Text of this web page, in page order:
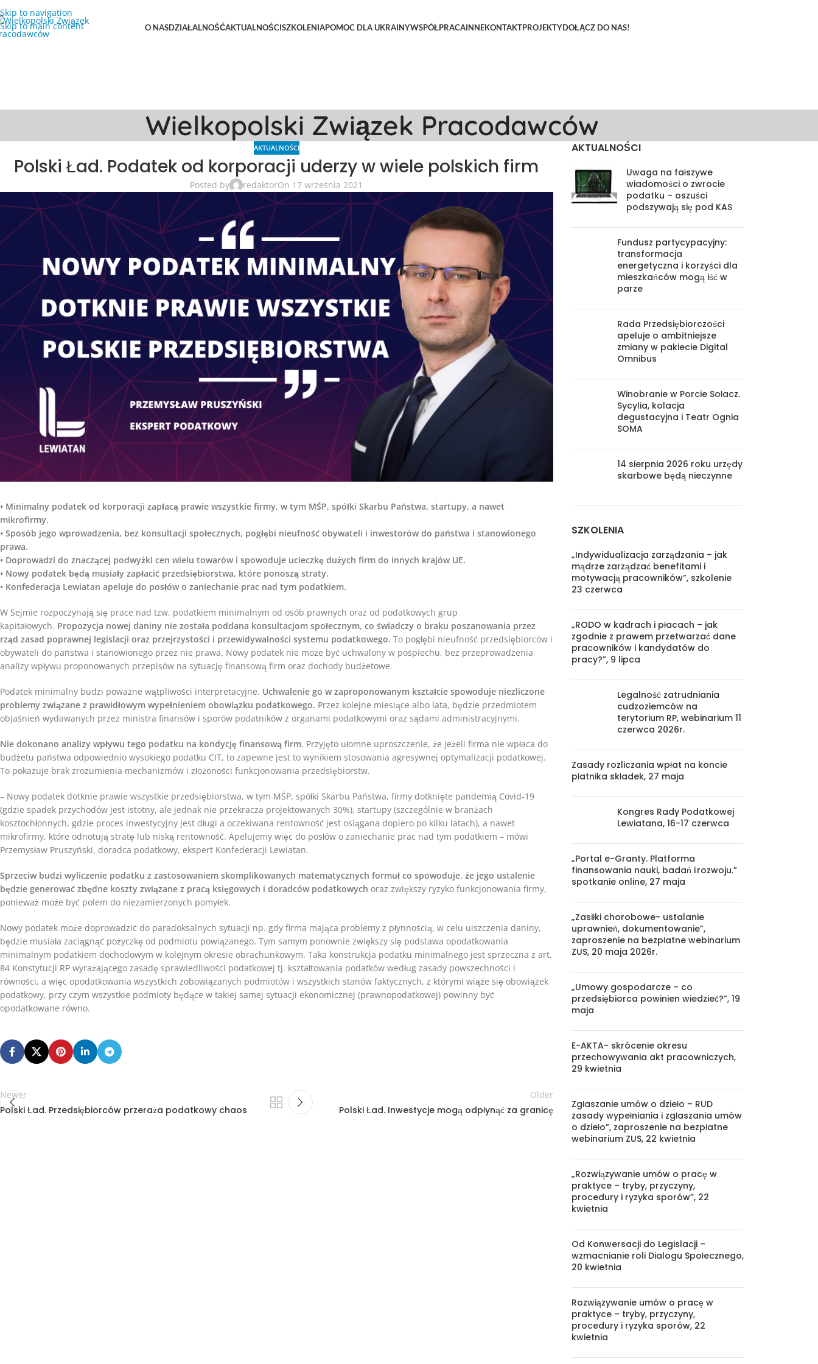
Skip to navigation
Skip to main content
O NASDZIAŁALNOŚĆAKTUALNOŚCISZKOLENIAPOMOC DLA UKRAINYWSPÓŁPRACAINNEKONTAKTPROJEKTYDOŁĄCZ DO NAS!
Wielkopolski Związek Pracodawców
AKTUALNOŚCI
Polski Ład. Podatek od korporacji uderzy w wiele polskich firm
Posted by redaktorOn 17 września 2021
• Minimalny podatek od korporacji zapłacą prawie wszystkie firmy, w tym MŚP, spółki Skarbu Państwa, startupy, a nawet
mikrofirmy.
• Sposób jego wprowadzenia, bez konsultacji społecznych, pogłębi nieufność obywateli i inwestorów do państwa i stanowionego
prawa.
• Doprowadzi do znaczącej podwyżki cen wielu towarów i spowoduje ucieczkę dużych firm do innych krajów UE.
• Nowy podatek będą musiały zapłacić przedsiębiorstwa, które ponoszą straty.
• Konfederacja Lewiatan apeluje do posłów o zaniechanie prac nad tym podatkiem.
W Sejmie rozpoczynają się prace nad tzw. podatkiem minimalnym od osób prawnych oraz od podatkowych grup
kapitałowych. Propozycja nowej daniny nie została poddana konsultacjom społecznym, co świadczy o braku poszanowania przez
rząd zasad poprawnej legislacji oraz przejrzystości i przewidywalności systemu podatkowego. To pogłębi nieufność przedsiębiorców i
obywateli do państwa i stanowionego przez nie prawa. Nowy podatek nie może być uchwalony w pośpiechu, bez przeprowadzenia
analizy wpływu proponowanych przepisów na sytuację finansową firm oraz dochody budżetowe.
Podatek minimalny budzi poważne wątpliwości interpretacyjne. Uchwalenie go w zaproponowanym kształcie spowoduje niezliczone
problemy związane z prawidłowym wypełnieniem obowiązku podatkowego. Przez kolejne miesiące albo lata, będzie przedmiotem
objaśnień wydawanych przez ministra finansów i sporów podatników z organami podatkowymi oraz sądami administracyjnymi.
Nie dokonano analizy wpływu tego podatku na kondycję finansową firm. Przyjęto ułomne uproszczenie, że jeżeli firma nie wpłaca do
budżetu państwa odpowiednio wysokiego podatku CIT, to zapewne jest to wynikiem stosowania agresywnej optymalizacji podatkowej.
To pokazuje brak zrozumienia mechanizmów i złożoności funkcjonowania przedsiębiorstw.
– Nowy podatek dotknie prawie wszystkie przedsiębiorstwa, w tym MŚP, spółki Skarbu Państwa, firmy dotknięte pandemią Covid-19
(gdzie spadek przychodów jest istotny, ale jednak nie przekracza projektowanych 30%), startupy (szczególnie w branżach
kosztochłonnych, gdzie proces inwestycyjny jest długi a oczekiwana rentowność jest osiągana dopiero po kilku latach), a nawet
mikrofirmy, które odnotują stratę lub niską rentowność. Apelujemy więc do posłów o zaniechanie prac nad tym podatkiem – mówi
Przemysław Pruszyński, doradca podatkowy, ekspert Konfederacji Lewiatan.
Sprzeciw budzi wyliczenie podatku z zastosowaniem skomplikowanych matematycznych formuł co spowoduje, że jego ustalenie
będzie generować zbędne koszty związane z pracą księgowych i doradców podatkowych oraz zwiększy ryzyko funkcjonowania firmy,
ponieważ może być polem do niezamierzonych pomyłek.
Nowy podatek może doprowadzić do paradoksalnych sytuacji np. gdy firma mająca problemy z płynnością, w celu uiszczenia daniny,
będzie musiała zaciągnąć pożyczkę od podmiotu powiązanego. Tym samym ponownie zwiększy się podstawa opodatkowania
minimalnym podatkiem dochodowym w kolejnym okresie obrachunkowym. Taka konstrukcja podatku minimalnego jest sprzeczna z art.
84 Konstytucji RP wyrażającego zasadę sprawiedliwości podatkowej tj. kształtowania podatków według zasady powszechności i
równości, a więc opodatkowania wszystkich zobowiązanych podmiotów i wszystkich stanów faktycznych, z którymi wiąże się obowiązek
podatkowy, przy czym wszystkie podmioty będące w takiej samej sytuacji ekonomicznej (prawnopodatkowej) powinny być
opodatkowane równo.
Newer
Polski Ład. Przedsiębiorców przeraża podatkowy chaos
Older
Polski Ład. Inwestycje mogą odpłynąć za granicę
AKTUALNOŚCI
Uwaga na fałszywe
wiadomości o zwrocie
podatku – oszuści
podszywają się pod KAS
Fundusz partycypacyjny:
transformacja
energetyczna i korzyści dla
mieszkańców mogą iść w
parze
Rada Przedsiębiorczości
apeluje o ambitniejsze
zmiany w pakiecie Digital
Omnibus
Winobranie w Porcie Sołacz.
Sycylia, kolacja
degustacyjna i Teatr Ognia
SOMA
14 sierpnia 2026 roku urzędy
skarbowe będą nieczynne
SZKOLENIA
„Indywidualizacja zarządzania – jak
mądrze zarządzać benefitami i
motywacją pracowników”, szkolenie
23 czerwca
„RODO w kadrach i płacach – jak
zgodnie z prawem przetwarzać dane
pracowników i kandydatów do
pracy?”, 9 lipca
Legalność zatrudniania
cudzoziemców na
terytorium RP, webinarium 11
czerwca 2026r.
Zasady rozliczania wpłat na koncie
płatnika składek, 27 maja
Kongres Rady Podatkowej
Lewiatana, 16-17 czerwca
„Portal e-Granty. Platforma
finansowania nauki, badań i rozwoju.”
spotkanie online, 27 maja
„Zasiłki chorobowe- ustalanie
uprawnień, dokumentowanie”,
zaproszenie na bezpłatne webinarium
ZUS, 20 maja 2026r.
„Umowy gospodarcze – co
przedsiębiorca powinien wiedzieć?”, 19
maja
E-AKTA- skrócenie okresu
przechowywania akt pracowniczych,
29 kwietnia
Zgłaszanie umów o dzieło – RUD
zasady wypełniania i zgłaszania umów
o dzieło”, zaproszenie na bezpłatne
webinarium ZUS, 22 kwietnia
„Rozwiązywanie umów o pracę w
praktyce – tryby, przyczyny,
procedury i ryzyka sporów”, 22
kwietnia
Od Konwersacji do Legislacji –
wzmacnianie roli Dialogu Społecznego,
20 kwietnia
Rozwiązywanie umów o pracę w
praktyce – tryby, przyczyny,
procedury i ryzyka sporów, 22
kwietnia